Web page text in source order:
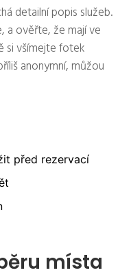
detailní popis služeb.
a ověřte, že mají ve
si všímejte fotek
anonymní, můžou
před rezervací
místa